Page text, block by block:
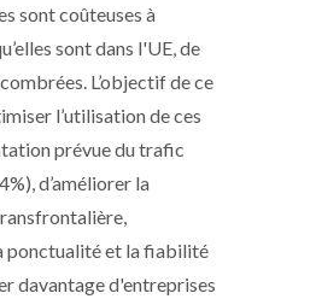
sont coûteuses à
sont dans l'UE, de
L’objectif de ce
l’utilisation de ces
prévue du trafic
d’améliorer la
ponctualité et la fiabilité
davantage d'entreprises